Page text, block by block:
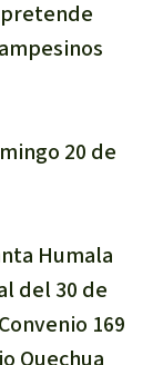
20 de
Humala
del 30 de
169